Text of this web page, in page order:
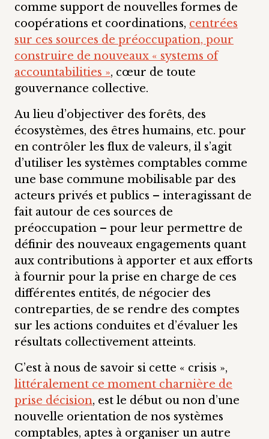
comme support de nouvelles formes de
coopérations et coordinations, centrées
sur ces sources de préoccupation, pour
construire de nouveaux « systems of
accountabilities », cœur de toute
gouvernance collective.
Au lieu d’objectiver des forêts, des
écosystèmes, des êtres humains, etc. pour
en contrôler les flux de valeurs, il s’agit
d’utiliser les systèmes comptables comme
une base commune mobilisable par des
acteurs privés et publics – interagissant de
fait autour de ces sources de
préoccupation – pour leur permettre de
définir des nouveaux engagements quant
aux contributions à apporter et aux efforts
à fournir pour la prise en charge de ces
différentes entités, de négocier des
contreparties, de se rendre des comptes
sur les actions conduites et d’évaluer les
résultats collectivement atteints.
C’est à nous de savoir si cette « crisis »,
littéralement ce moment charnière de
prise décision, est le début ou non d’une
nouvelle orientation de nos systèmes
comptables, aptes à organiser un autre